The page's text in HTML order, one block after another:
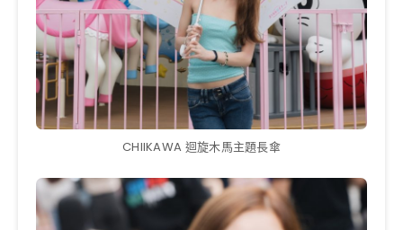
CHIIKAWA 迴旋木馬主題長傘